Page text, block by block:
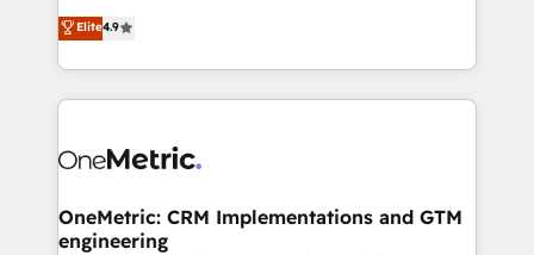
creativity to achieve measurable results. Founded in
Barcelona and operating across Spain, LATAM, and
the UK, we support global companies in building
smarter marketing, sales, and customer success
Iberia (Spain & Portugal), we combine human insight
growth. Our multidisciplinary team designs solutions
that simplify complexity, boost performance, and
Elite4.9
OneMetric: CRM Implementations and GTM
engineering